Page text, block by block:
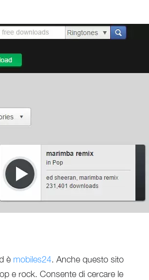
è mobiles24. Anche questo sito
e rock. Consente di cercare le